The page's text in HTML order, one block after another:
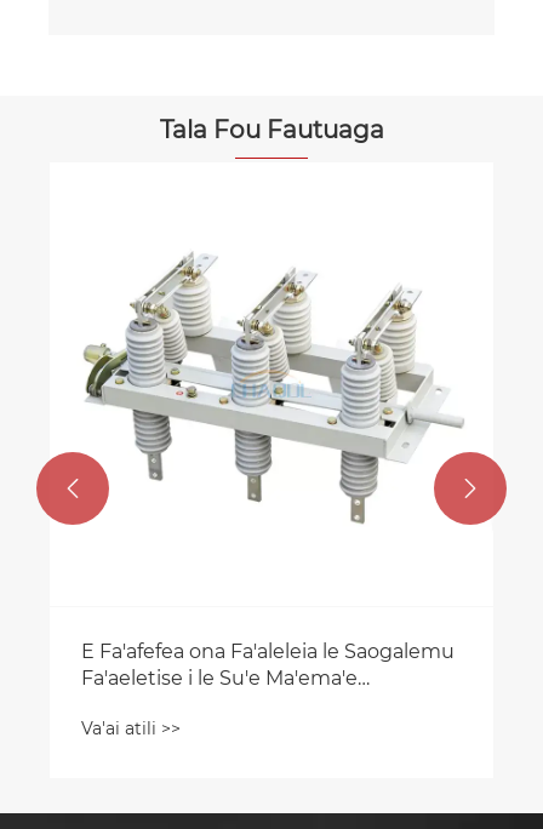
Tala Fou Fautuaga
Malaga Maualuga i fafo le
Fa'alagolagoina o le Tufatufaina?
Va'ai atili >>
 